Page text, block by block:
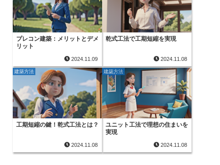
プレコン建築：メリットとデメ
リット
2024.11.09
乾式工法で工期短縮を実現
2024.11.08
建築方法
工期短縮の鍵！乾式工法とは？
2024.11.08
建築方法
ユニット工法で理想の住まいを
実現
2024.11.08